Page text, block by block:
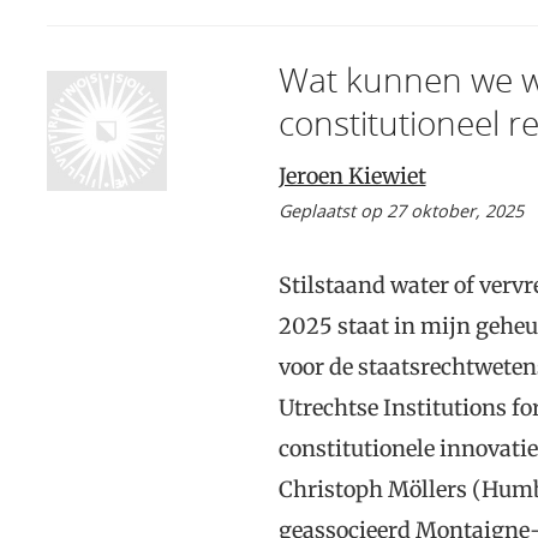
Wat kunnen we
constitutioneel
Jeroen Kiewiet
Geplaatst op 27 oktober, 2025
Stilstaand water of
2025 staat in mijn
voor de
Utrechtse Institutions for
constitutionele
Christoph Möllers
geassocieerd